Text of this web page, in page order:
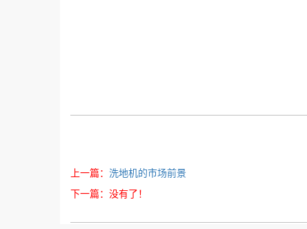
上一篇： 洗地机的市场前景
下一篇：没有了！